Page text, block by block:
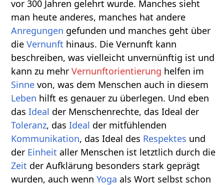
vor 300 Jahren gelehrt wurde. Manches sieht
man heute anderes, manches hat andere
Anregungen gefunden und manches geht über
dieVernunft hinaus. Die Vernunft kann
beschreiben, was vielleicht unvernünftig ist und
kann zu mehrVernunftorientierung helfen im
Sinne von, was dem Menschen auch in diesem
Leben hilft es genauer zu überlegen. Und eben
dasIdeal der Menschenrechte, das Ideal der
Toleranz, dasIdeal der mitfühlenden
Kommunikation, das Ideal des Respektes und
der Einheit aller Menschen ist letztlich durch die
Zeit der Aufklärung besonders stark geprägt
wurden, auch wennYoga als Wort selbst schon